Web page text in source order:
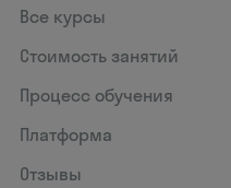
Все курсы
Стоимость занятий
Процесс обучения
Платформа
Отзывы